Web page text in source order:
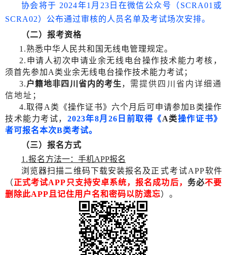
协会将于 2024年1月23日在微信公众号（SCRA01或
SCRA02）公布通过审核的人员名单及考试场次安排。
（二）报考资格
1.熟悉中华人民共和国无线电管理规定。
2.申请人初次申请业余无线电台操作技术能力考核，
须首先参加A类业余无线电台操作技术能力考试；
3.户籍地非四川省内的考生 ， 需提供四川省内详细通
信地址 ；
4.取得A类《操作证书》六个月后可申请参加B类操作
技术能力考试， 2023年8月26日前取得《A类操作证书》
者可报名本次B类考试。
（三）报名方式
1.报名 方法一：手机APP报名
浏览器扫描二维码下载安装报名及正式考试APP软件
（正式考试APP只支持安卓系统，报名成功后， 务必不要
删除此APP且记住用户名和密码以防遗忘）。